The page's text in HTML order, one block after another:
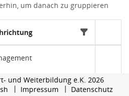
um danach zu gruppieren
und Weiterbildung e.K. 2026
Impressum Datenschutz